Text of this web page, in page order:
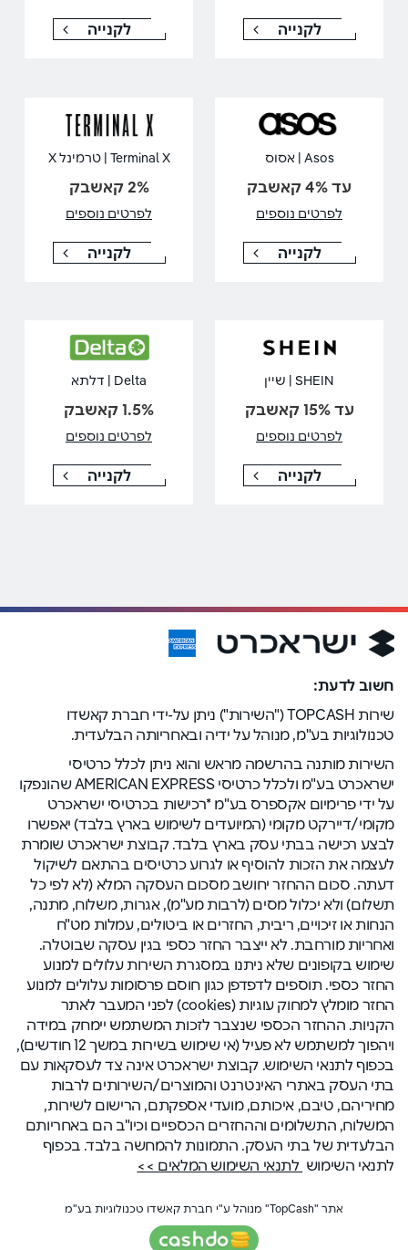
לקנייה לקנייה
Asos | אסוס
עד 4% קאשבק
לפרטים נוספים
לקנייה
Terminal X | טרמינל X
2% קאשבק
לפרטים נוספים
לקנייה
SHEIN | שיין
עד 15% קאשבק
לפרטים נוספים
לקנייה
Delta | דלתא
1.5% קאשבק
לפרטים נוספים
לקנייה
חשוב לדעת:
שירות TOPCASH ("השירות") ניתן על-ידי חברת קאשדו
טכנולוגיות בע"מ, מנוהל על ידיה ובאחריותה הבלעדית.
השירות מותנה בהרשמה מראש והוא ניתן לכלל כרטיסי
ישראכרט בע"מ ולכלל כרטיסי AMERICAN EXPRESS שהונפקו
על ידי פרימיום אקספרס בע"מ *רכישות בכרטיסי ישראכרט
מקומי/דיירקט מקומי (המיועדים לשימוש בארץ בלבד) יאפשרו
לבצע רכישה בבתי עסק בארץ בלבד. קבוצת ישראכרט שומרת
לעצמה את הזכות להוסיף או לגרוע כרטיסים בהתאם לשיקול
דעתה. סכום ההחזר יחושב מסכום העסקה המלא (לא לפי כל
תשלום) ולא יכלול מסים (לרבות מע"מ), אגרות, משלוח, מתנה,
הנחות או זיכויים, ריבית, החזרים או ביטולים, עמלות מט"ח
ואחריות מורחבת. לא ייצבר החזר כספי בגין עסקה שבוטלה.
שימוש בקופונים שלא ניתנו במסגרת השירות עלולים למנוע
החזר כספי. תוספים לדפדפן כגון חוסם פרסומות עלולים למנוע
החזר מומלץ למחוק עוגיות (cookies) לפני המעבר לאתר
הקניות. ההחזר הכספי שנצבר לזכות המשתמש יימחק במידה
ויהפוך למשתמש לא פעיל (אי שימוש בשירות במשך 12 חודשים),
בכפוף לתנאי השימוש. קבוצת ישראכרט אינה צד לעסקאות עם
בתי העסק באתרי האינטרנט והמוצרים/השירותים לרבות
מחיריהם, טיבם, איכותם, מועדי אספקתם, הרישום לשירות,
המשלוח, התשלומים וההחזרים הכספיים וכיו"ב הם באחריותם
הבלעדית של בתי העסק. התמונות להמחשה בלבד. בכפוף
לתנאי השימוש לתנאי השימוש המלאים >>
אתר "TopCash" מנוהל ע"י חברת קאשדו טכנולוגיות בע"מ